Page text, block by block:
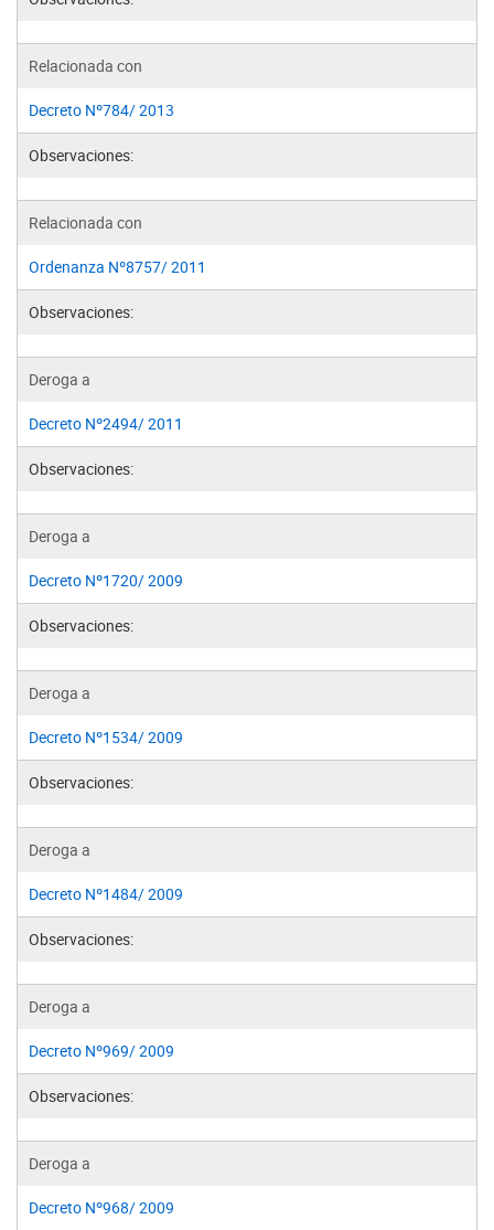
Relacionada con
Decreto Nº784/ 2013
Observaciones:
Relacionada con
Ordenanza Nº8757/ 2011
Observaciones:
Deroga a
Decreto Nº2494/ 2011
Observaciones:
Deroga a
Decreto Nº1720/ 2009
Observaciones:
Deroga a
Decreto Nº1534/ 2009
Observaciones:
Deroga a
Decreto Nº1484/ 2009
Observaciones:
Deroga a
Decreto Nº969/ 2009
Observaciones:
Deroga a
Decreto Nº968/ 2009